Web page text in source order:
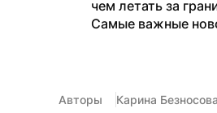
чем летать за
Самые важные
Авторы Карина Безносова